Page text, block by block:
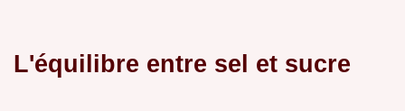
L'équilibre entre sel et sucre